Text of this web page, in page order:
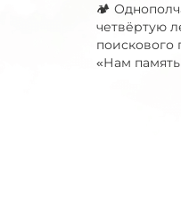
🏕
четвёртую
поискового
«Нам память